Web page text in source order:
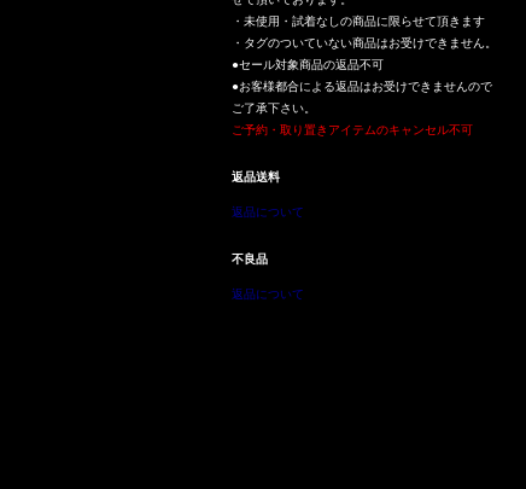
・未使用・試着なしの商品に限らせて頂きます
・タグのついていない商品はお受けできません。
●セール対象商品の返品不可
●お客様都合による返品はお受けできませんので
ご了承下さい。
ご予約・取り置きアイテムのキャンセル不可
返品送料
返品について
不良品
返品について